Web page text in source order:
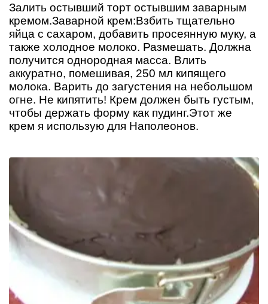
Залить остывший торт остывшим заварным
кремом.Заварной крем:Взбить тщательно
яйца с сахаром, добавить просеянную муку, а
также холодное молоко. Размешать. Должна
получится однородная масса. Влить
аккуратно, помешивая, 250 мл кипящего
молока. Варить до загустения на небольшом
огне. Не кипятить! Крем должен быть густым,
чтобы держать форму как пудинг.Этот же
крем я использую для Наполеонов.